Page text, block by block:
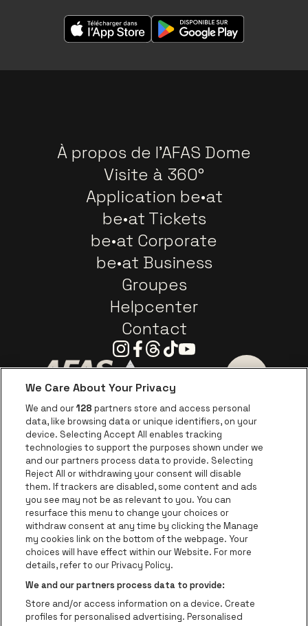
À propos de l'AFAS Dome
Visite à 360°
Application be•at
be•at Tickets
be•at Corporate
be•at Business
Groupes
Helpcenter
Contact
Instagram
Facebook
Threads
TiktokYoutube
Visitez le
Visitez le site de Europcar
Visitez le site
Visitez le site de Coca-Cola
Visitez le site de Red Bull
Visitez le
Visitez le site de Champagne Pommery
Visitez le site de Le
Visitez le site de Le logo Lillet en
Visitez le site
AFAS Dome fait partie de be•at
AFAS Dome
Schijnpoortweg 119, 2170 Anvers
Be-At Venues
We Care About Your Privacy
We and our128 partners store and access personal
data, like browsing data or unique identifiers, on your
device. Selecting Accept All enables tracking
technologies to support the purposes shown under we
and our partners process data to provide. Selecting
Reject All or withdrawing your consent will disable
them. If trackers are disabled, some content and ads
you see may not be as relevant to you. You can
resurface this menu to change your choices or
withdraw consent at any time by clicking the Manage
my cookies link on the bottom of the webpage. Your
choices will have effect within our Website. For more
details, refer to our Privacy Policy.
We and our partners process data to provide:
Store and/or access information on a device. Create
profiles for personalised advertising. Personalised